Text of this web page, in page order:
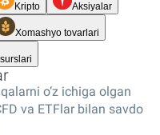
Kripto Aksiyalar
Xomashyo tovarlari
o‘z ichiga olgan
va ETFlar bilan savdo